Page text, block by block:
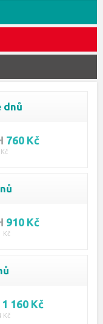
dnů
760 Kč
910 Kč
Kč
1 160 Kč
Kč